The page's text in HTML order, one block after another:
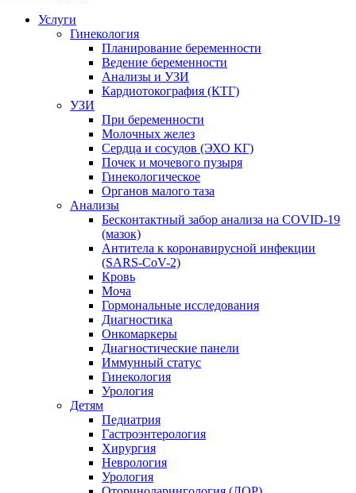
Услуги
Гинекология
Планирование беременности
Ведение беременности
Анализы и УЗИ
Кардиотокография (КТГ)
УЗИ
При беременности
Молочных желез
Сердца и сосудов (ЭХО КГ)
Почек и мочевого пузыря
Гинекологическое
Органов малого таза
Анализы
Бесконтактный забор анализа на COVID-19
(мазок)
Антитела к коронавирусной инфекции
(SARS-CoV-2)
Кровь
Моча
Гормональные исследования
Диагностика
Онкомаркеры
Диагностические панели
Иммунный статус
Гинекология
Урология
Детям
Педиатрия
Гастроэнтерология
Хирургия
Неврология
Урология